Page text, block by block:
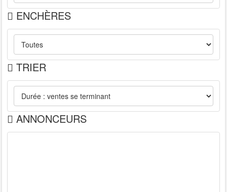
ENCHÈRES
TRIER
ANNONCEURS